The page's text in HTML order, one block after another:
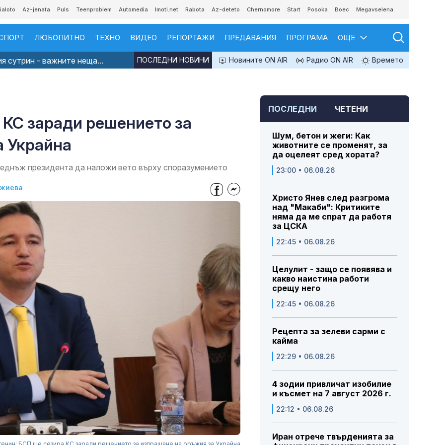
Az-jenata Puls Teenproblem Automedia Imoti.net Rabota Az-deteto Chernomore Start Posoka Boec Megavselena
ЛЮБОПИТНО ТЕХНО ВИДЕО РЕПОРТАЖИ ПРЕДАВАНИЯ ПРОГРАМА ОЩЕ
сутрин - важните неща... Новините ON AIR Радио ON AIR Времето
ПОСЛЕДНИ НОВИНИ
заради решението за
Украйна
президента да наложи вето върху споразумението
ПОСЛЕДНИ ЧЕТЕНИ
Шум, бетон и жеги: Как
животните се променят, за
да оцелеят сред хората?
23:00 • 06.08.26
Христо Янев след разгрома
над "Макаби": Критиките
няма да ме спрат да работя
за ЦСКА
22:45 • 06.08.26
Целулит - защо се появява и
какво наистина работи
срещу него
22:45 • 06.08.26
Рецепта за зелеви сарми с
кайма
22:29 • 06.08.26
4 зодии привличат изобилие
и късмет на 7 август 2026 г.
22:12 • 06.08.26
Иран отрече твърденията за